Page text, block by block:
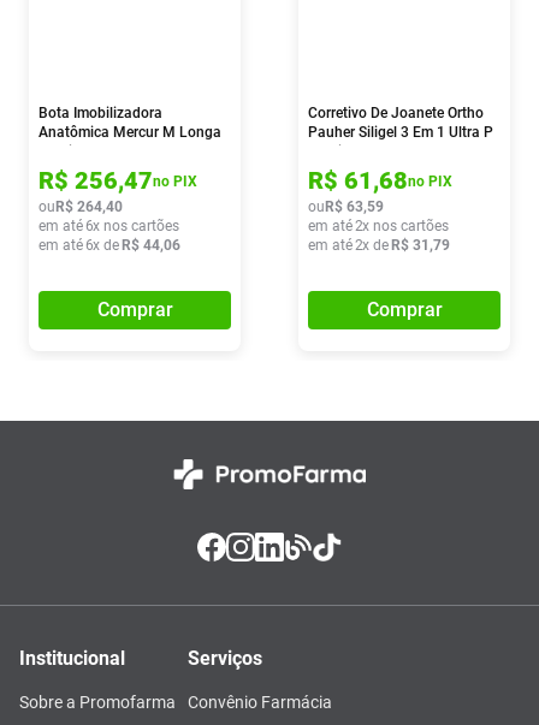
Bota Imobilizadora
Anatômica Mercur M Longa
R$ 256,47no PIX
ou R$ 264,40
em até6x nos cartões
em até6x de R$ 44,06
Comprar
Corretivo De Joanete Ortho
Pauher Siligel 3 Em 1 Ultra P
R$ 61,68no PIX
ou R$ 63,59
em até2x nos cartões
em até2x de R$ 31 ,79
Comprar
Institucional
Sobre a Promofarma
Serviços
Convênio Farmácia